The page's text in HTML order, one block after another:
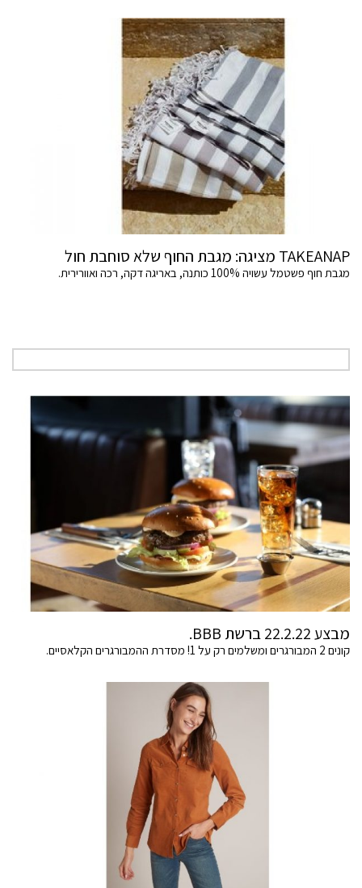
TAKEANAP מציגה: מגבת החוף שלא סוחבת חול
מגבת חוף פשטמל עשויה 100% כותנה, באריגה דקה, רכה ואוורירית.
מבצע 22.2.22 ברשת BBB.
קונים 2 המבורגרים ומשלמים רק על 1! מסדרת ההמבורגרים הקלאסיים.